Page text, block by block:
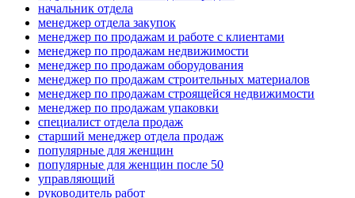
начальник отдела
менеджер отдела закупок
менеджер по продажам и работе с клиентами
менеджер по продажам недвижимости
менеджер по продажам оборудования
менеджер по продажам строительных материалов
менеджер по продажам строящейся недвижимости
менеджер по продажам упаковки
специалист отдела продаж
старший менеджер отдела продаж
популярные для женщин
популярные для женщин после 50
управляющий
руководитель работ